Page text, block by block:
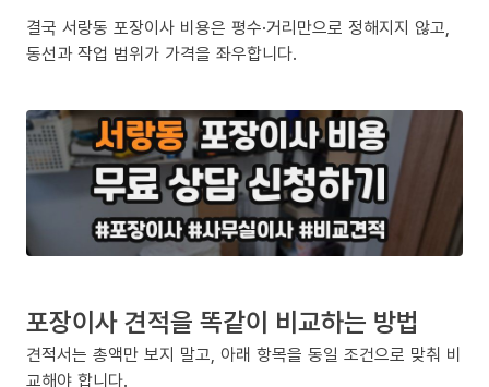
결국 서랑동 포장이사 비용은 평수·거리만으로 정해지지 않고,
동선과 작업 범위가 가격을 좌우합니다.
포장이사 견적을 똑같이 비교하는 방법
견적서는 총액만 보지 말고, 아래 항목을 동일 조건으로 맞춰 비
교해야 합니다.